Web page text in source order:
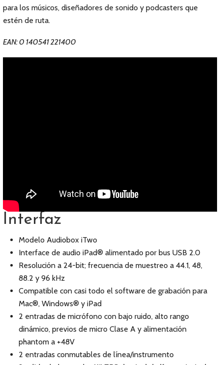
para los músicos, diseñadores de sonido y podcasters que
estén de ruta.
EAN: 0 140541 221400
Interfaz
Modelo Audiobox iTwo
Interface de audio iPad® alimentado por bus USB 2.0
Resolución a 24-bit; frecuencia de muestreo a 44.1, 48,
88.2 y 96 kHz
Compatible con casi todo el software de grabación para
Mac®, Windows® y iPad
2 entradas de micrófono con bajo ruido, alto rango
dinámico, previos de micro Clase A y alimentación
phantom a +48V
2 entradas conmutables de línea/instrumento